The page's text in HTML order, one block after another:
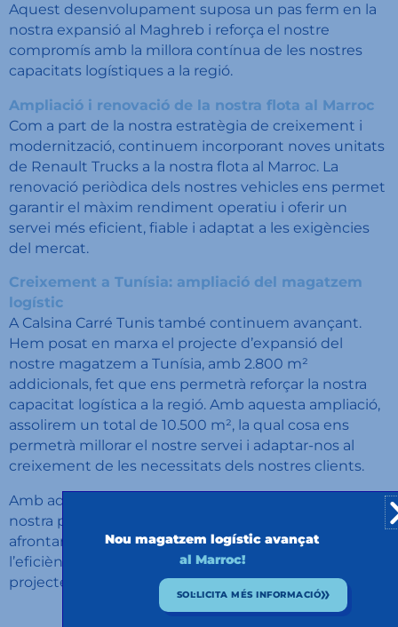
Aquest desenvolupament suposa un pas ferm en la
nostra expansió al Maghreb i reforça el nostre
compromís amb la millora contínua de les nostres
capacitats logístiques a la regió.
Ampliació i renovació de la nostra flota al Marroc
Com a part de la nostra estratègia de creixement i
modernització, continuem incorporant noves unitats
de Renault Trucks a la nostra flota al Marroc. La
renovació periòdica dels nostres vehicles ens permet
garantir el màxim rendiment operatiu i oferir un
servei més eficient, fiable i adaptat a les exigències
del mercat.
Creixement a Tunísia: ampliació del magatzem
logístic
A Calsina Carré Tunis també continuem avançant.
Hem posat en marxa el projecte d’expansió del
nostre magatzem a Tunísia, amb 2.800 m²
addicionals, fet que ens permetrà reforçar la nostra
capacitat logística a la regió. Amb aquesta ampliació,
assolirem un total de 10.500 m², la qual cosa ens
permetrà millorar el nostre servei i adaptar-nos al
creixement de les necessitats dels nostres clients.
Amb aquests avenços, continuem consolidant la
nostra presència al Maghreb i ens preparem per
afrontar els reptes del 2025, apostant per la innovació,
l’eficiència i la sostenibilitat en cadascun dels nostres
projectes.
Nou magatzem logístic avançat
al Marroc!
SOL·LICITA MÉS INFORMACIÓ